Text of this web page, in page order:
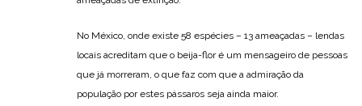
No México, onde existe 58 espécies – 13 ameaçadas – lendas
locais acreditam que o beija-flor é um mensageiro de pessoas
que já morreram, o que faz com que a admiração da
população por estes pássaros seja ainda maior.